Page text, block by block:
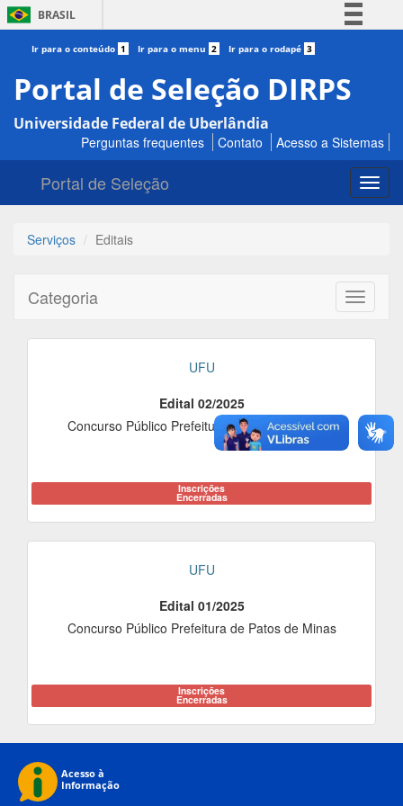
BRASIL
Simplifique!
Participe
Acesso à informação
Legislação
Ir para o conteúdo 1 Ir para o menu 2 Ir para o rodapé 3
Portal de Seleção DIRPS
Universidade Federal de Uberlândia
Perguntas frequentes Contato Acesso a Sistemas
Portal de Seleção
Serviços Editais
Toggle
Categoria
UFU
Edital 02/2025
Concurso Público Prefeitura de Patos de Minas
Inscrições
Encerradas
UFU
Edital 01/2025
Concurso Público Prefeitura de Patos de Minas
Inscrições
Encerradas